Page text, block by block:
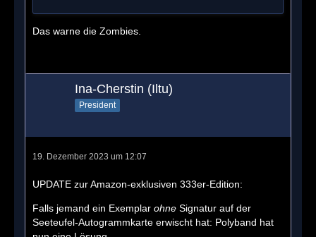
Das warne die Zombies.
Ina-Cherstin (Iltu)
President
19. Dezember 2023 um 12:07
UPDATE zur Amazon-exklusiven 333er-Edition:
Falls jemand ein Exemplar ohne Signatur auf der
Seeteufel-Autogrammkarte erwischt hat: Polyband hat